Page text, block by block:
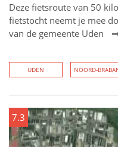
Deze fietsroute van 50
fietstocht neemt je mee
van de gemeente Uden
UDEN NOORD-
7.3